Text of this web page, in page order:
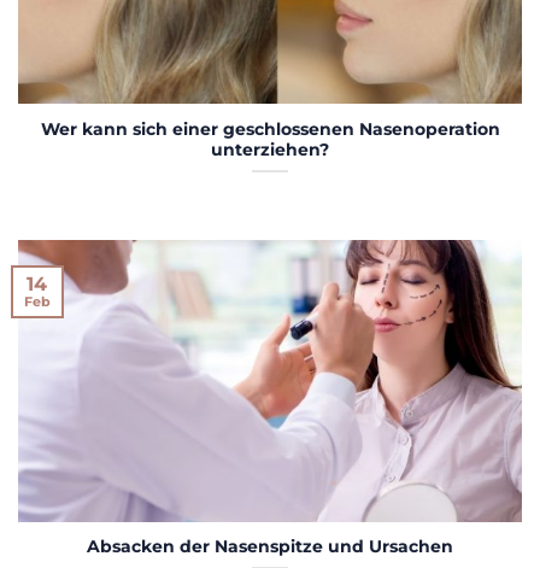
Wer kann sich einer geschlossenen Nasenoperation
unterziehen?
Absacken der Nasenspitze und Ursachen
14
Feb